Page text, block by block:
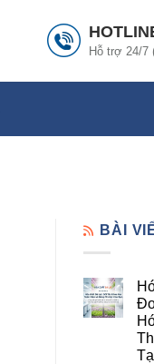
Hỗ trợ 24/7
BÀI